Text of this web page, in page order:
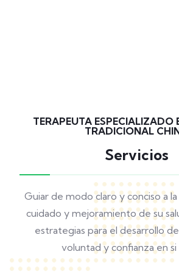
TERAPEUTA ESPECIALIZADO
TRADICIONAL
Servicios
Guiar de modo claro y conciso a
cuidado y mejoramiento de su
estrategias para el desarrollo
voluntad y confianza en si